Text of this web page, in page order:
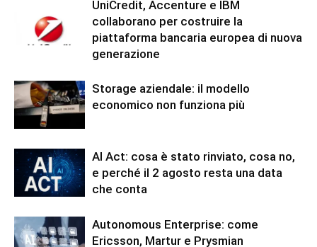
UniCredit, Accenture e IBM
collaborano per costruire la
piattaforma bancaria europea di nuova
generazione
Storage aziendale: il modello
economico non funziona più
AI Act: cosa è stato rinviato, cosa no,
e perché il 2 agosto resta una data
che conta
Autonomous Enterprise: come
Ericsson, Martur e Prysmian